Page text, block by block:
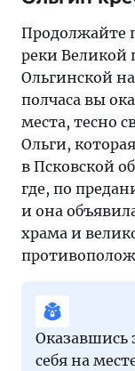
Продолжайте
реки Великой
Ольгинской
полчаса вы
места, тесно
Ольги,
в Псковской
где, по
и она
храма и
Оказавшись
себя на